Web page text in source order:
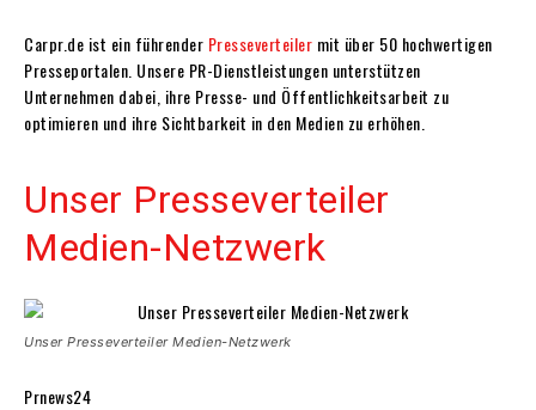
Carpr.de ist ein führender Presseverteiler mit über 50 hochwertigen
Presseportalen. Unsere PR-Dienstleistungen unterstützen
Unternehmen dabei, ihre Presse- und Öffentlichkeitsarbeit zu
optimieren und ihre Sichtbarkeit in den Medien zu erhöhen.
Unser Presseverteiler
Medien-Netzwerk
Unser Presseverteiler Medien-Netzwerk
Prnews24